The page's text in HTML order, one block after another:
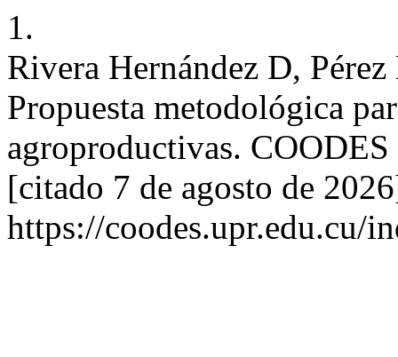
1.
Rivera Hernández D,
Propuesta metodológica
agroproductivas.
[citado 7 de agosto de
https://coodes.upr.edu.cu/